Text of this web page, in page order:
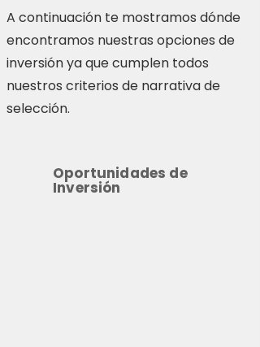
A continuación te mostramos dónde
encontramos nuestras opciones de
inversión ya que cumplen todos
nuestros criterios de narrativa de
selección.
Oportunidades de
Inversión